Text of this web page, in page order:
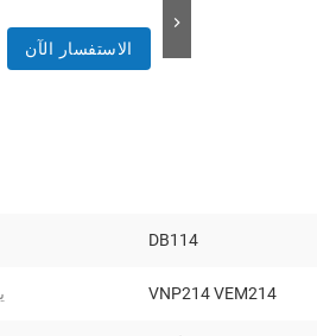
الاستفسار الآن
DB114
VNP214 VEM214